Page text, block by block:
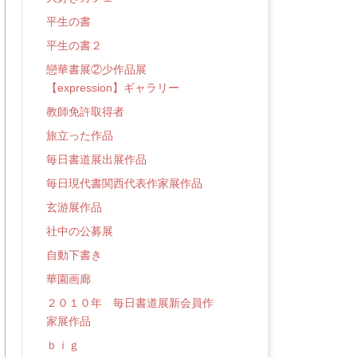
平生の書
平生の書２
戀華書展②少作品展
【expression】ギャラリー
教師免許取得者
旅立った作品
毎日書道展出展作品
毎日現代書関西代表作家展作品
玄游展作品
社中の公募展
自動下書き
華園画廊
２０１０年 毎日書道展新会員作
家展作品
ｂｉｇ